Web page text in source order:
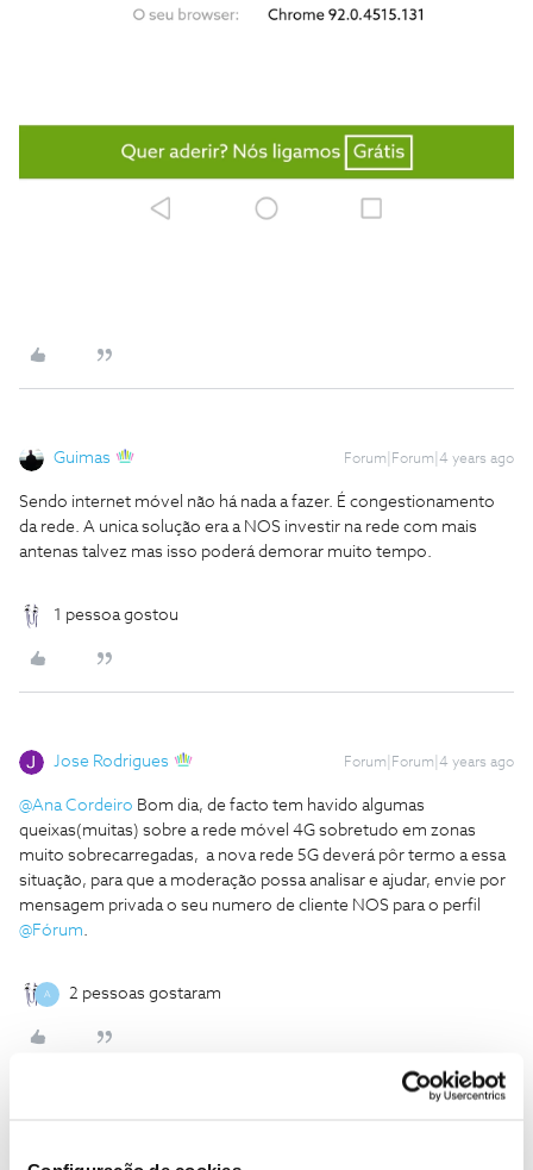
Guimas Forum|Forum|4 years ago
Sendo internet móvel não há nada a fazer. É congestionamento
da rede. A unica solução era a NOS investir na rede com mais
antenas talvez mas isso poderá demorar muito tempo.
1 pessoa gostou
Jose Rodrigues Forum|Forum|4 years ago
@Ana Cordeiro Bom dia, de facto tem havido algumas
queixas(muitas) sobre a rede móvel 4G sobretudo em zonas
muito sobrecarregadas, a nova rede 5G deverá pôr termo a essa
situação, para que a moderação possa analisar e ajudar, envie por
mensagem privada o seu numero de cliente NOS para o perfil
@Fórum.
A 2 pessoas gostaram